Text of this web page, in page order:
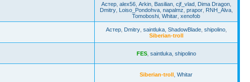
Астер, alex56, Arkin, Basilian, cjf_vlad, Dima Dragon,
Dmitry, Loiso_Pondohva, napalmz prapor, RNH_Alva,
Tomoboshi Whitar xenofob
Астер, Dmitry, saintluka, ShadowBlade, shipolino,
Siberian-troll
FES, saintluka, shipolino
Siberian-troll Whitar